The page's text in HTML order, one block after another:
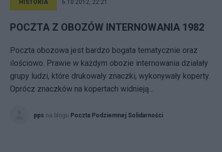
HISTORIA 6.10.2012, 22:21
POCZTA Z OBOZÓW INTERNOWANIA 1982
Poczta obozowa jest bardzo bogata tematycznie oraz
ilościowo. Prawie w każdym obozie internowania działały
grupy ludzi, które drukowały znaczki, wykonywały koperty.
Oprócz znaczków na kopertach widnieją...
pps na blogu Poczta Podziemnej Solidarności